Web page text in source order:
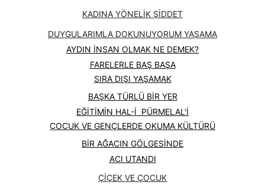
EĞİTİMİN HAL-İ  PÜRMELAL'İ
ÇOCUK VE GENÇLERDE OKUMA KÜLTÜRÜ
BİR AĞACIN GÖLGESİNDE
ACI UTANDI
BAŞKA TÜRLÜ BİR YER
FARELERLE BAŞ BAŞA
SIRA DIŞI YAŞAMAK
AYDIN İNSAN OLMAK NE DEMEK?
DUYGULARIMLA DOKUNUYORUM YAŞAMA
KADINA YÖNELİK ŞİDDET
ÇİÇEK VE ÇOCUK